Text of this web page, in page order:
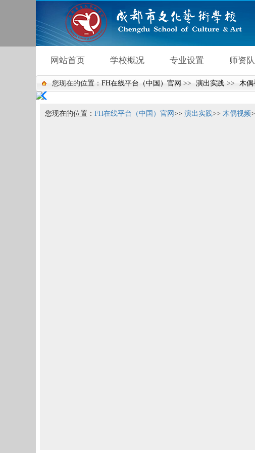
网站首页 学校概况 专业设置 师资
舞蹈掠影 舞蹈视频 杂技掠影 杂技视频 演出视频
您现在的位置： FH在线平台（中国）官网 >> 演出实践 >> 木偶
您现在的位置： FH在线平台（中国）官网 >> 演出实践>> 木偶视频